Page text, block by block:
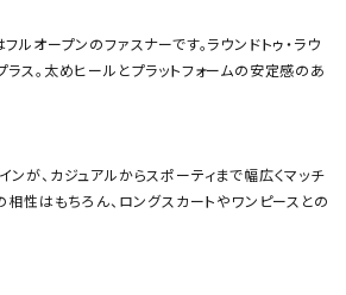
ルオープンのファスナーです。ラウンドトゥ・ラウ
ス。太めヒールとプラットフォームの安定感のあ
が、カジュアルからスポーティまで幅広くマッチ
相性はもちろん、ロングスカートやワンピースとの